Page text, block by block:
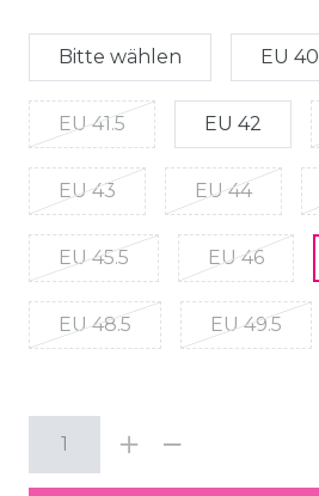
Bitte wählen EU 40
EU 41.5 EU 42
EU 43 EU 44
EU 45.5 EU 46
EU 48.5 EU 49.5